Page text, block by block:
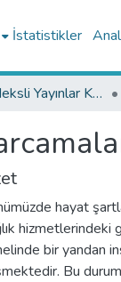
İstatistikler
TR-Dizin İndeksli Yayınlar Koleksiyonu
hayat
hizmetlerindeki
bir yandan
Bu